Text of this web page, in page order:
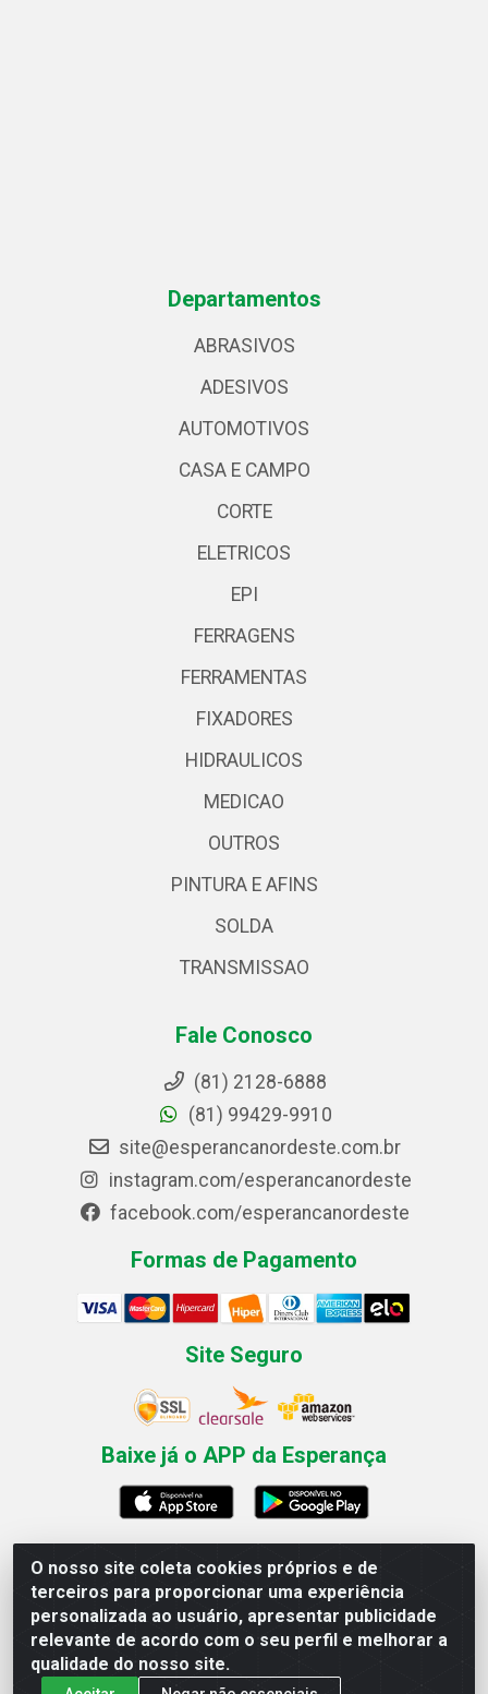
O nosso site coleta cookies próprios e de
terceiros para proporcionar uma experiência
personalizada ao usuário, apresentar publicidade
relevante de acordo com o seu perfil e melhorar a
qualidade do nosso site.
Departamentos
ABRASIVOS
ADESIVOS
AUTOMOTIVOS
CASA E CAMPO
CORTE
ELETRICOS
EPI
FERRAGENS
FERRAMENTAS
FIXADORES
HIDRAULICOS
MEDICAO
OUTROS
PINTURA E AFINS
SOLDA
TRANSMISSAO
Fale Conosco
(81) 2128-6888
(81) 99429-9910
site@esperancanordeste.com.br
instagram.com/esperancanordeste
facebook.com/esperancanordeste
Formas de Pagamento
Site Seguro
Baixe já o APP da Esperança
Esperança Nordeste - Rua Professor Caldas Filho, 291 -
Estância - Recife / PE CEP: 50771-335 - CNPJ
03.666.136/0001-23